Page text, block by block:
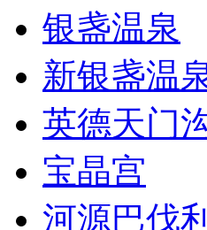
银盏温泉
新银盏温
英德天门
宝晶宫
河源巴伐